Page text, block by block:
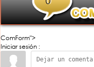
ComForm">
Iniciar sesión :